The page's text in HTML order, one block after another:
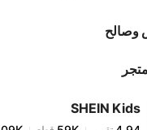
وصالح
SHEIN Kids
4.94
4.94
59K